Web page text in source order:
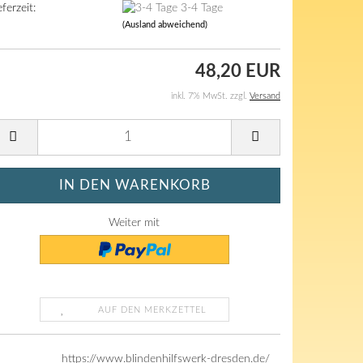
3-4 Tage
(Ausland abweichend)
48,20 EUR
inkl. 7% MwSt. zzgl. Versand
Weiter mit
AUF DEN MERKZETTEL
https://www.blindenhilfswerk-dresden.de/